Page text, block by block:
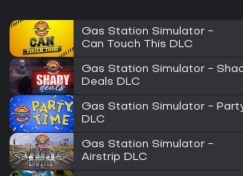
Gas Station Simulator -
Can Touch This DLC
Gas Station Simulator -
Deals DLC
Gas Station Simulator -
DLC
Gas Station Simulator -
Airstrip DLC